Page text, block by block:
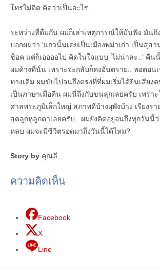
โทรไม่ติด คิดว่าเป็นอะไร..
ระหว่างที่ดื่มกัน ผมก็เล่าเหตุการณ์ให้มันฟัง มันถึ
บอกผมว่า ‘แถวนั้นเคยเป็นเมืองพม่าเก่า เป็นสุสา
ช็อค แต่ก็เออออไป คิดในใจแบบ ‘ไม่น่าล่ะ..’ คื
ผมค้างที่นั่น เพราะจะกลับก็คงอันตราย.. พอตอน
ทางเดิม ผมขับไปจนถึงตรงที่ที่ผมเริ่มได้ยินเสียง
เป็นภาษาเมื่อคืน ผมนี่ถึงกับขนลุกเลยครับ เพรา
ศาลพระภูมิเล็กใหญ่ สภาพดีบ้างผุพังบ้าง เรียงรา
สุดลูกหูลูกตาเลยครับ.. ผมยังคิดอยู่จนถึงทุกวันนี้
หลบ ผมจะมีชีวิตรอดมาถึงวันนี้ได้ไหม?
Story by คุณลี
ความคิดเห็น
Facebook
X
Line